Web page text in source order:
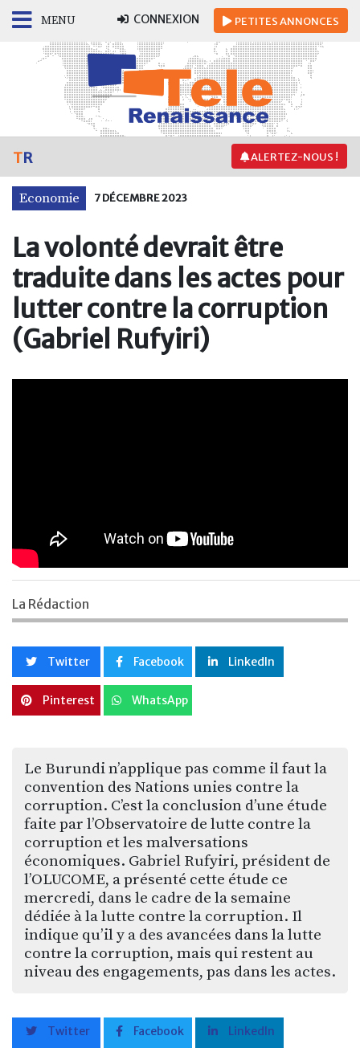
MENU CONNEXION PETITESANNONCES
ALERTEZ-NOUS !
TR
Economie 7 DÉCEMBRE 2023
La volonté devrait être
traduite dans les actes pour
lutter contre la corruption
(Gabriel Rufyiri)
La Rédaction
Twitter Facebook LinkedIn
Pinterest WhatsApp
Le Burundi n’applique pas comme il faut la
convention des Nations unies contre la
corruption. C’est la conclusion d’une étude
faite par l’Observatoire de lutte contre la
corruption et les malversations
économiques. Gabriel Rufyiri, président de
l’OLUCOME, a présenté cette étude ce
mercredi, dans le cadre de la semaine
dédiée à la lutte contre la corruption. Il
indique qu’il y a des avancées dans la lutte
contre la corruption, mais qui restent au
niveau des engagements, pas dans les actes.
Twitter Facebook LinkedIn